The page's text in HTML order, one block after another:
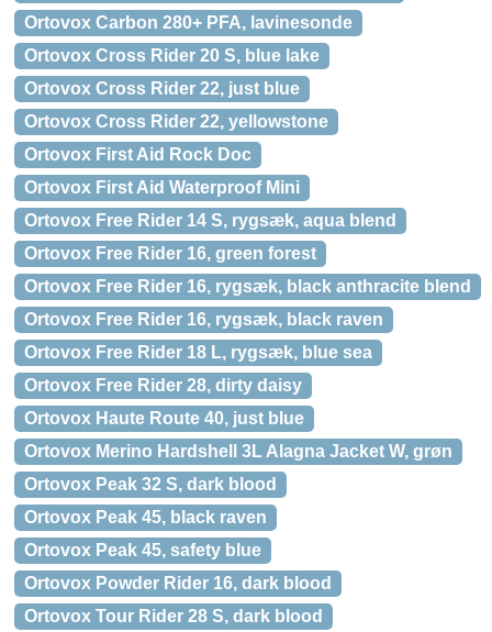
Ortovox Carbon 280+ PFA, lavinesonde
Ortovox Cross Rider 20 S, blue lake
Ortovox Cross Rider 22, just blue
Ortovox Cross Rider 22, yellowstone
Ortovox First Aid Rock Doc
Ortovox First Aid Waterproof Mini
Ortovox Free Rider 14 S, rygsæk, aqua blend
Ortovox Free Rider 16, green forest
Ortovox Free Rider 16, rygsæk, black anthracite blend
Ortovox Free Rider 16, rygsæk, black raven
Ortovox Free Rider 18 L, rygsæk, blue sea
Ortovox Free Rider 28, dirty daisy
Ortovox Haute Route 40, just blue
Ortovox Merino Hardshell 3L Alagna Jacket W, grøn
Ortovox Peak 32 S, dark blood
Ortovox Peak 45, black raven
Ortovox Peak 45, safety blue
Ortovox Powder Rider 16, dark blood
Ortovox Tour Rider 28 S, dark blood